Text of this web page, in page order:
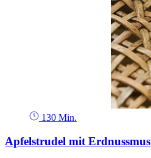
130 Min.
Apfelstrudel mit Erdnussmus